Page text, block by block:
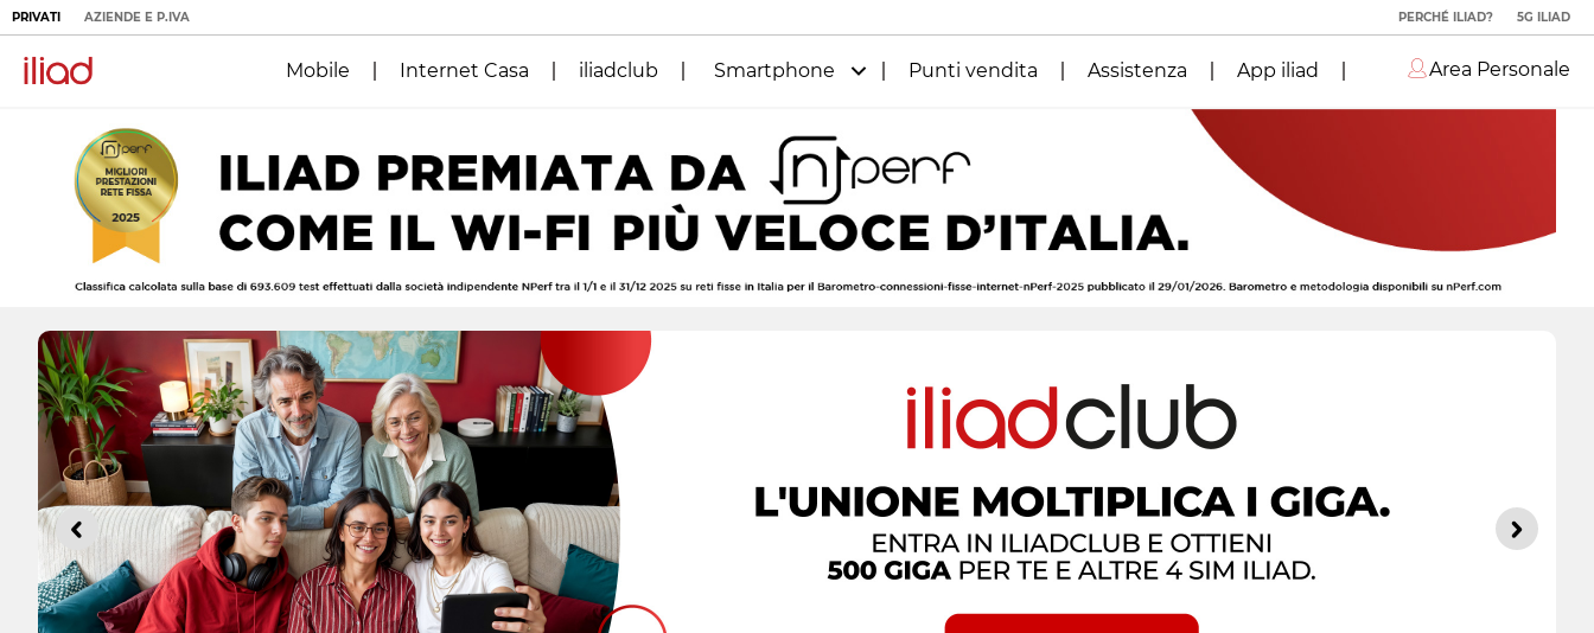
PRIVATI AZIENDE E P.IVA PERCHÉ ILIAD? 5G ILIAD
Mobile Internet Casa iliadclub Smartphone Punti vendita Assistenza App iliad Area Personale